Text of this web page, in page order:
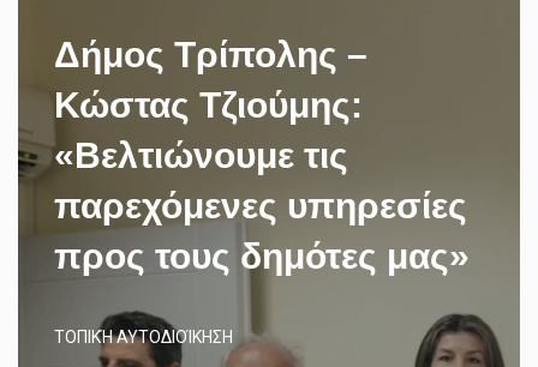
Δήμος Τρίπολης –
Κώστας Τζιούμης:
«Βελτιώνουμε τις
παρεχόμενες υπηρεσίες
προς τους δημότες μας»
ΤΟΠΙΚΉ ΑΥΤΟΔΙΟΊΚΗΣΗ